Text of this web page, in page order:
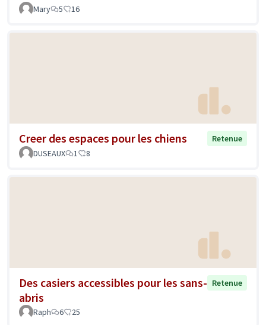
Mary 5 16
Creer des espaces pour les chiens
Retenue
DUSEAUX
1 8
Des casiers accessibles pour les sans-
abris
Retenue
Raph 6 25